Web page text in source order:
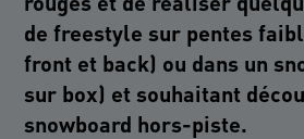
de freestyle sur pentes
front et back) ou dans un
sur box) et souhaitant
snowboard hors-piste.